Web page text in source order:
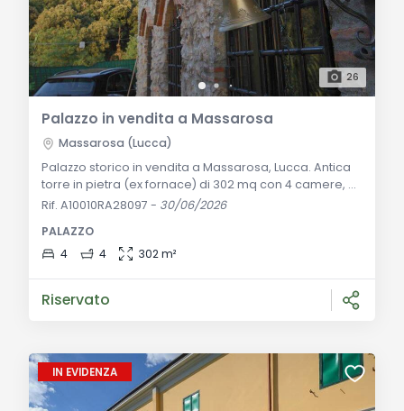
26
Palazzo in vendita a Massarosa
Massarosa (Lucca)
Palazzo storico in vendita a Massarosa, Lucca. Antica
torre in pietra (ex fornace) di 302 mq con 4 camere, 4
bagni, predisposizione ascensore, camini medievali,
privato vista lago. Descrizione Generale: Nel cuore di
un contesto collinare dominato da una privacy
proponiamo in vendita una prestigiosa residenza d
Rif. A10010RA28097 - 30/06/2026
PALAZZO
4
4 302 m²
Riservato
IN EVIDENZA